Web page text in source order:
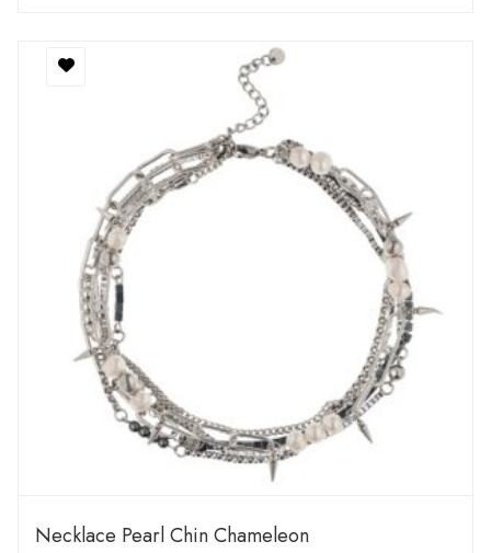
Necklace Pearl Chin Chameleon